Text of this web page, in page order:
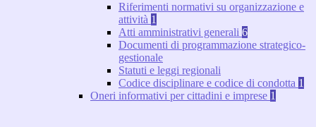
Riferimenti normativi su organizzazione e
attività 1
Atti amministrativi generali 6
Documenti di programmazione strategico-
gestionale
Statuti e leggi regionali
Codice disciplinare e codice di condotta 1
Oneri informativi per cittadini e imprese 1